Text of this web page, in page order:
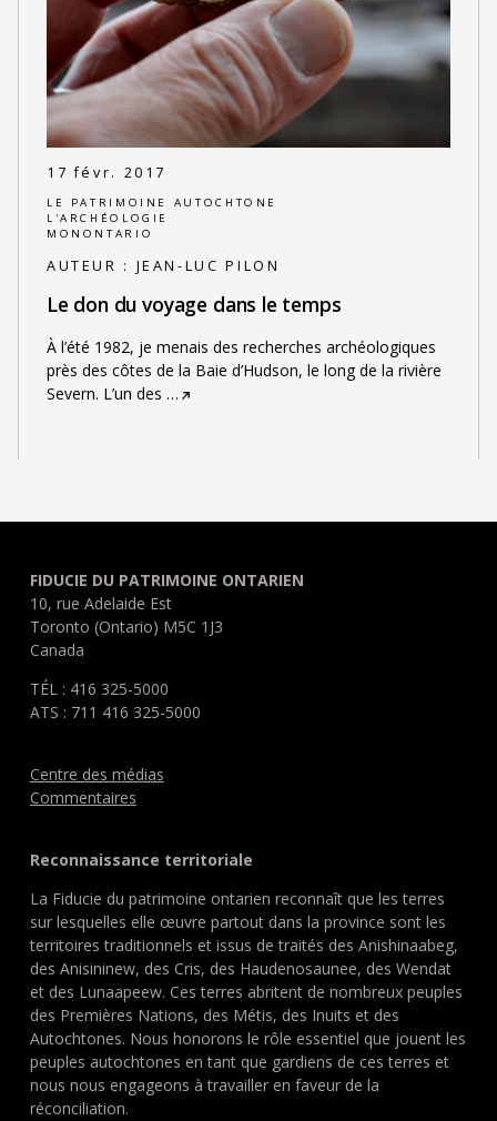
17 févr. 2017
LE PATRIMOINE AUTOCHTONE
L'ARCHÉOLOGIE
MONONTARIO
AUTEUR : JEAN-LUC PILON
Le don du voyage dans le temps
À l’été 1982, je menais des recherches archéologiques
près des côtes de la Baie d’Hudson, le long de la rivière
Severn. L’un des …
FIDUCIE DU PATRIMOINE ONTARIEN
10, rue Adelaide Est
Toronto (Ontario) M5C 1J3
Canada
TÉL : 416 325-5000
ATS : 711 416 325-5000
Centre des médias
Commentaires
Reconnaissance territoriale
La Fiducie du patrimoine ontarien reconnaît que les terres
sur lesquelles elle œuvre partout dans la province sont les
territoires traditionnels et issus de traités des Anishinaabeg,
des Anisininew, des Cris, des Haudenosaunee, des Wendat
et des Lunaapeew. Ces terres abritent de nombreux peuples
des Premières Nations, des Métis, des Inuits et des
Autochtones. Nous honorons le rôle essentiel que jouent les
peuples autochtones en tant que gardiens de ces terres et
nous nous engageons à travailler en faveur de la
réconciliation.